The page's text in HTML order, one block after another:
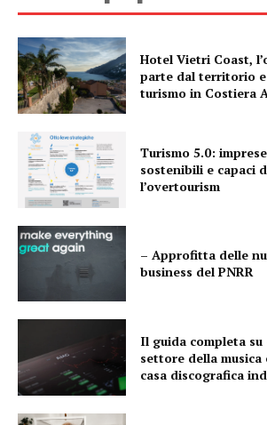
Hotel Vietri Coast,
parte dal territorio
turismo in Costiera
Turismo 5.0:
sostenibili e capaci
l’overtourism
– Approfitta delle
business del PNRR
Il guida completa
settore della musica
casa discografica